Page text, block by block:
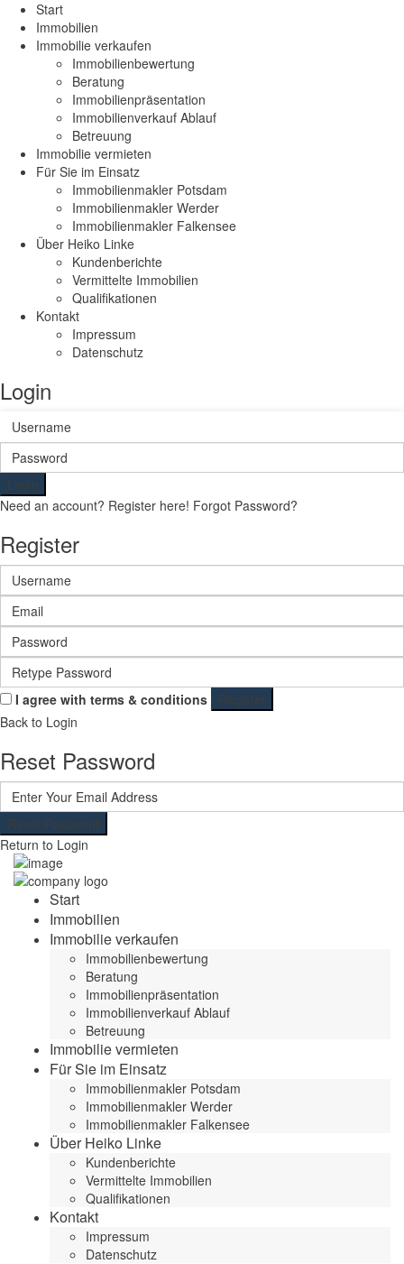
Start
Immobilien
Immobilie verkaufen
Immobilienbewertung
Beratung
Immobilienpräsentation
Immobilienverkauf Ablauf
Betreuung
Immobilie vermieten
Für Sie im Einsatz
Immobilienmakler Potsdam
Immobilienmakler Werder
Immobilienmakler Falkensee
Über Heiko Linke
Kundenberichte
Vermittelte Immobilien
Qualifikationen
Kontakt
Impressum
Datenschutz
Login
Login
Need an account? Register here! Forgot Password?
Register
I agree with terms & conditions
Register
Back to Login
Reset Password
Reset Password
Return to Login
Start
Immobilien
Immobilie verkaufen
Immobilienbewertung
Beratung
Immobilienpräsentation
Immobilienverkauf Ablauf
Betreuung
Immobilie vermieten
Für Sie im Einsatz
Immobilienmakler Potsdam
Immobilienmakler Werder
Immobilienmakler Falkensee
Über Heiko Linke
Kundenberichte
Vermittelte Immobilien
Qualifikationen
Kontakt
Impressum
Datenschutz